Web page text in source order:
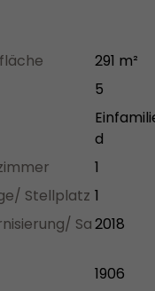
291 m²
5
d
1
Stellplatz 1
Sa2018
1906